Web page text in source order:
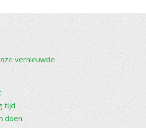
vernieuwde
tijd
doen